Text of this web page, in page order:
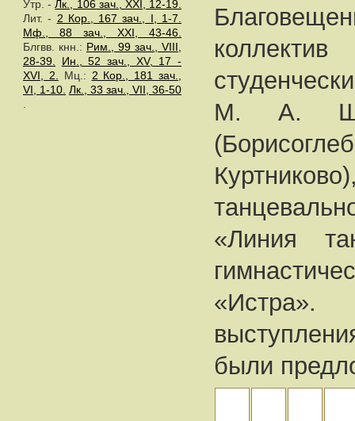
Утр. -Лк., 106 зач., XXI, 12-19.
Лит. - 2 Кор., 167 зач., I, 1-7.
Мф., 88 зач., XXI, 43-46.
Блгвв. кнн.: Рим., 99 зач., VIII,
28-39.
Ин., 52 зач., XV, 17 -
XVI, 2.
Мц.: 2 Кор., 181 зач.,
VI, 1-10. Лк., 33 зач., VII, 36-50
М. А.
«Линия
были